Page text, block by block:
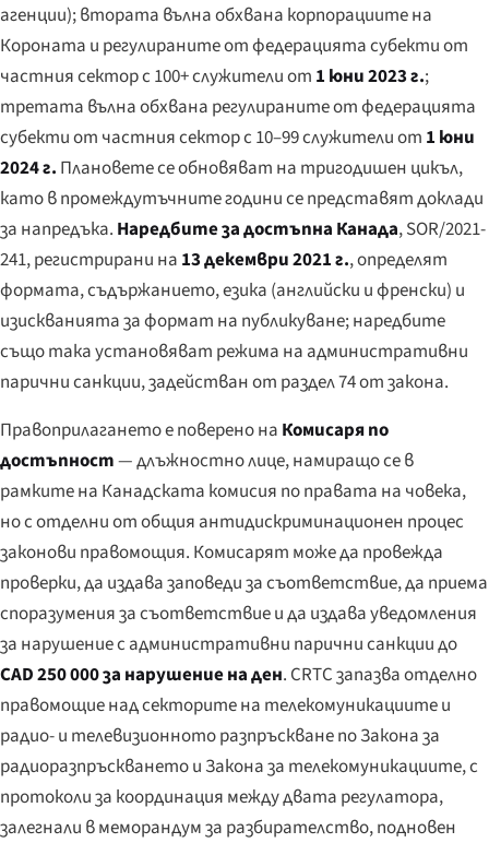
агенции); втората вълна обхвана корпорациите на
Короната и регулираните от федерацията субекти от
частния сектор с 100+ служители от 1 юни 2023 г.;
третата вълна обхвана регулираните от федерацията
субекти от частния сектор с 10–99 служители от 1 юни
2024 г. Плановете се обновяват на тригодишен цикъл,
като в промеждутъчните години се представят доклади
за напредъка. Наредбите за достъпна Канада, SOR/2021-
241, регистрирани на 13 декември 2021 г., определят
формата, съдържанието, езика (английски и френски) и
изискванията за формат на публикуване; наредбите
също така установяват режима на административни
парични санкции, задействан от раздел 74 от закона.
Правоприлагането е поверено на Комисаря по
достъпност— длъжностно лице, намиращо се в
рамките на Канадската комисия по правата на човека,
но с отделни от общия антидискриминационен процес
законови правомощия. Комисарят може да провежда
проверки, да издава заповеди за съответствие, да приема
споразумения за съответствие и да издава уведомления
за нарушение с административни парични санкции до
CAD 250 000 за нарушение на ден. CRTC запазва отделно
правомощие над секторите на телекомуникациите и
радио- и телевизионното разпръскване по Закона за
радиоразпръскването и Закона за телекомуникациите, с
протоколи за координация между двата регулатора,
залегнали в меморандум за разбирателство, подновен